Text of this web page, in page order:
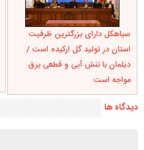
سیاهکل دارای بزرگترین ظرفیت
استان در تولید گل ارکیده است /
دیلمان با تنش آبی و قطعی برق
مواجه است
دیدگاه ها